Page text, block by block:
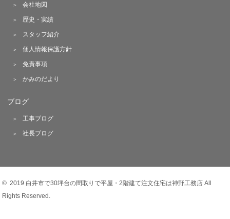
会社地図
歴史・実績
スタッフ紹介
個人情報保護方針
免責事項
かみのだより
ブログ
工事ブログ
社長ブログ
© 2019 白井市で30坪台の間取りで平屋・2階建て注文住宅は神野工務店 All
Rights Reserved.